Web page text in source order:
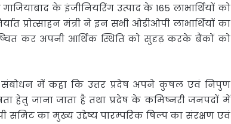
के इंजीनियरिंग उत्पाद के 165 लाभार्थियों को
प्रोत्साहन मंत्री ने इन सभी ओडीओपी लाभार्थियों का
कर अपनी आर्थिक स्थिति को सुदृढ़ करके बैंकों को
में कहा कि उत्तर प्रदेष अपने कुषल एवं निपुण
हेतु जाना जाता है तथा प्रदेष के कमिष्नरी जनपदों में
समिट का मुख्य उद्देष्य पारम्परिक षिल्प का संरक्षण एवं